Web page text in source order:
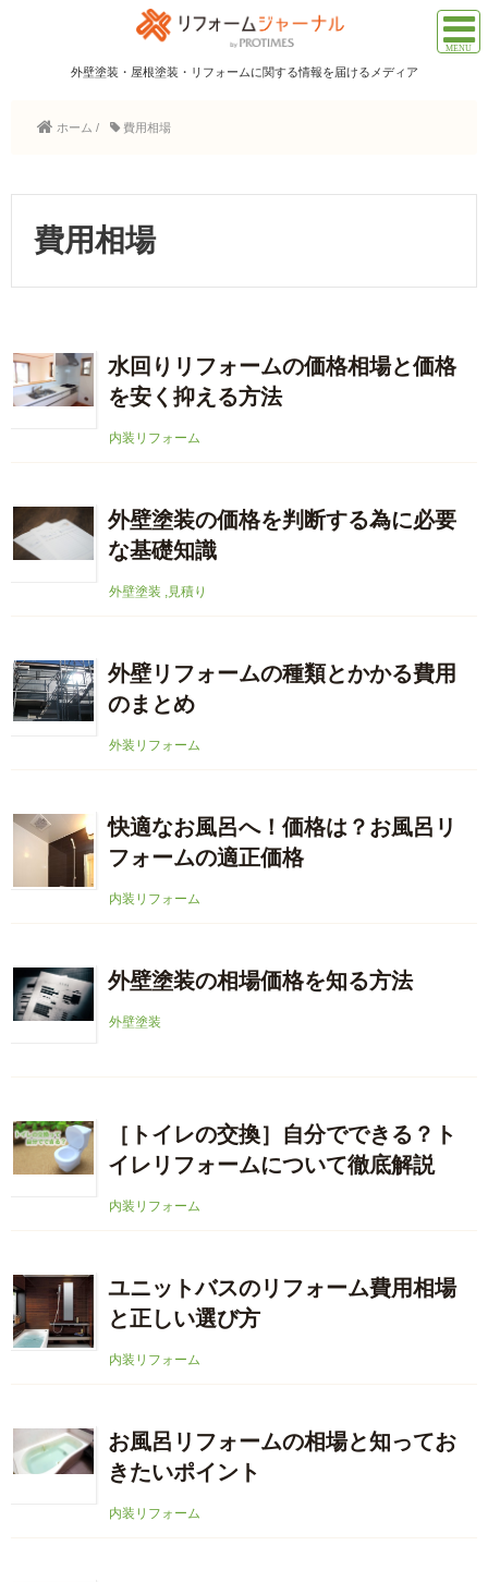
外壁塗装・屋根塗装・リフォームに関する情報を届けるメディア
ホーム / 費用相場
費用相場
水回りリフォームの価格相場と価格
を安く抑える方法
内装リフォーム
外壁塗装の価格を判断する為に必要
な基礎知識
外壁塗装 ,見積り
外壁リフォームの種類とかかる費用
のまとめ
外装リフォーム
快適なお風呂へ！価格は？お風呂リ
フォームの適正価格
内装リフォーム
外壁塗装の相場価格を知る方法
外壁塗装
［トイレの交換］自分でできる？ト
イレリフォームについて徹底解説
内装リフォーム
ユニットバスのリフォーム費用相場
と正しい選び方
内装リフォーム
お風呂リフォームの相場と知ってお
きたいポイント
内装リフォーム